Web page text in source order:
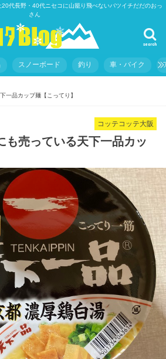
代長野・40代ニセコに山籠り飛べないバツイチだだのおっ
さん
search
スノーボード 釣り 車・バイク
一品カップ麺【こってり】
コッテコッテ大阪
も売っている天下一品カッ